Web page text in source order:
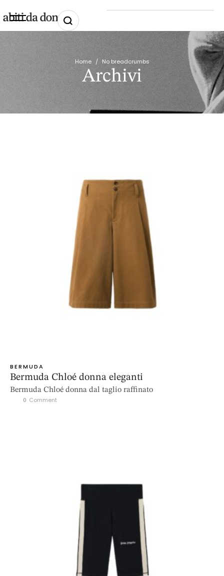
Home / No breadcrumbs
Archivi
BERMUDA
Bermuda Chloé donna eleganti
Bermuda Chloé donna dal taglio raffinato
0 Comment